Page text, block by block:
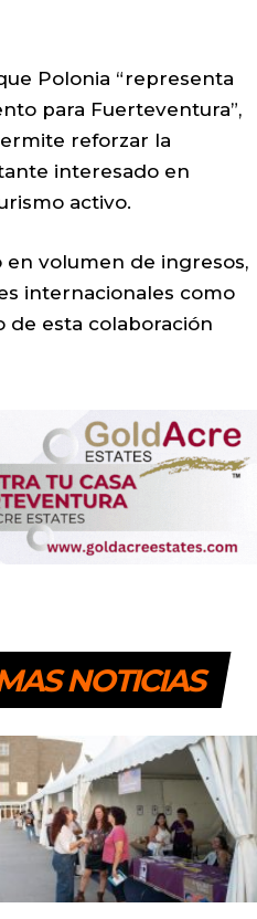
Polonia “representa
para Fuerteventura”,
reforzar la
interesado en
activo.
volumen de ingresos,
internacionales como
de esta colaboración
NOTICIAS